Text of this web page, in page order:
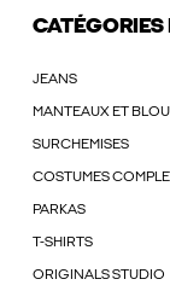
JEANS
MANTEAUX ET
SURCHEMISES
COSTUMES
PARKAS
T-SHIRTS
ORIGINALS STUDIO